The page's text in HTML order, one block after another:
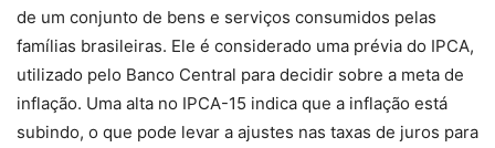
de um conjunto de bens e serviços consumidos pelas
famílias brasileiras. Ele é considerado uma prévia do IPCA,
utilizado pelo Banco Central para decidir sobre a meta de
inflação. Uma alta no IPCA-15 indica que a inflação está
subindo, o que pode levar a ajustes nas taxas de juros para